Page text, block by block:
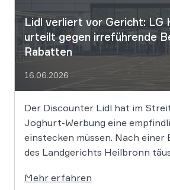
Lidl verliert vor Gericht: LG
urteilt gegen irreführende
Rabatten
16.06.2026
Der Discounter Lidl hat im
Joghurt-Werbung eine
einstecken müssen. Nach einer
des Landgerichts Heilbronn
Produkte als „Aktion“ mit
Mehr erfahren